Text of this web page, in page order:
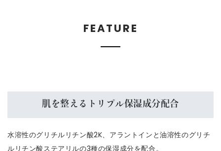
FEATURE
肌を整えるトリプル保湿成分配合
水溶性のグリチルリチン酸2K、アラントインと油溶性のグリチ
ルリチン酸ステアリルの3種の保湿成分を配合。